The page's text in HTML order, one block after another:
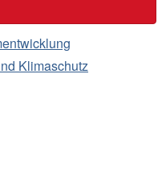
Klimaschutz